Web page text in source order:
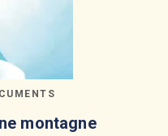
montagne